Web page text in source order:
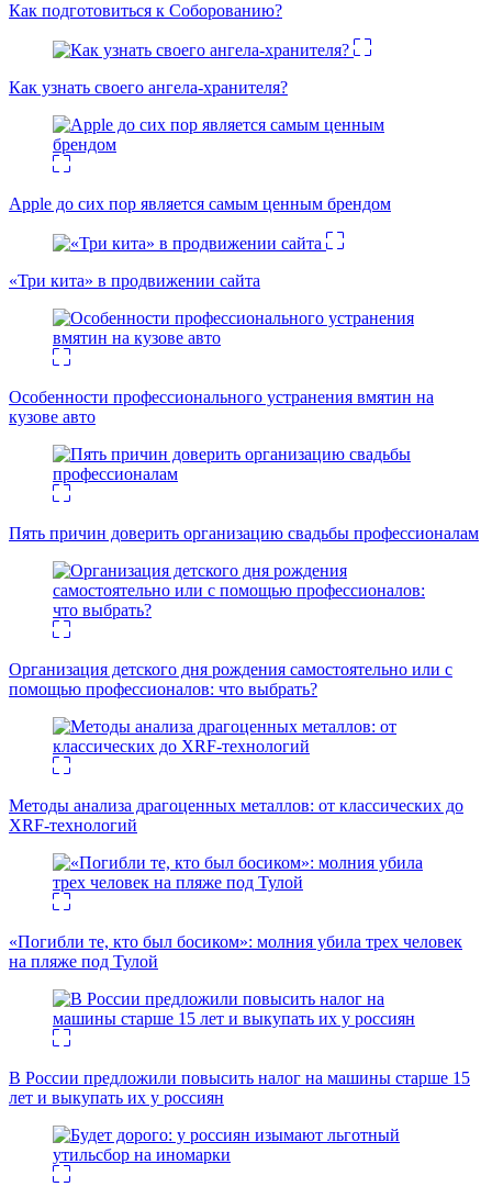
Как подготовиться к Соборованию?
Как узнать своего ангела-хранителя?
Apple до сих пор является самым ценным брендом
«Три кита» в продвижении сайта
Особенности профессионального устранения вмятин на
кузове авто
Пять причин доверить организацию свадьбы профессионалам
Организация детского дня рождения самостоятельно или с
помощью профессионалов: что выбрать?
Методы анализа драгоценных металлов: от классических до
XRF-технологий
«Погибли те, кто был босиком»: молния убила трех человек
на пляже под Тулой
В России предложили повысить налог на машины старше 15
лет и выкупать их у россиян